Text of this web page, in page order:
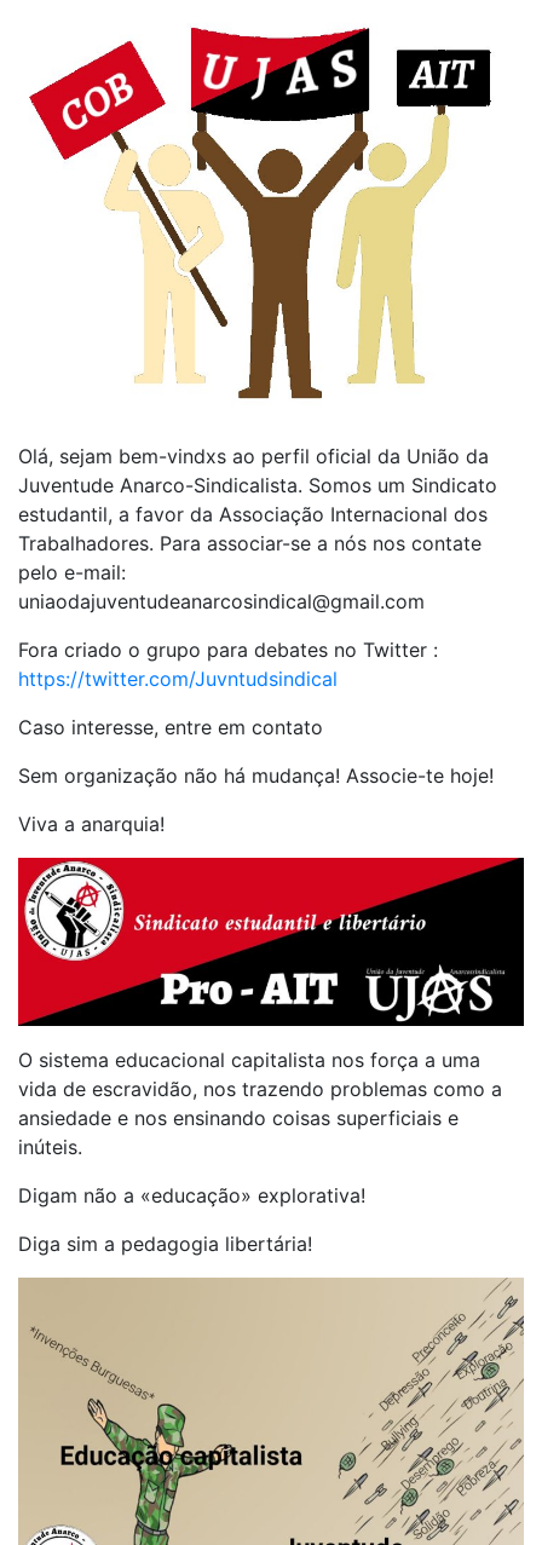
Olá, sejam bem-vindxs ao perfil oficial da União da
Juventude Anarco-Sindicalista. Somos um Sindicato
estudantil, a favor da Associação Internacional dos
Trabalhadores. Para associar-se a nós nos contate
pelo e-mail:
uniaodajuventudeanarcosindical@gmail.com
Fora criado o grupo para debates no Twitter :
https://twitter.com/Juvntudsindical
Caso interesse, entre em contato
Sem organização não há mudança! Associe-te hoje!
Viva a anarquia!
O sistema educacional capitalista nos força a uma
vida de escravidão, nos trazendo problemas como a
ansiedade e nos ensinando coisas superficiais e
inúteis.
Digam não a «educação» explorativa!
Diga sim a pedagogia libertária!